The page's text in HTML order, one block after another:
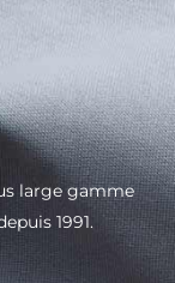
large gamme
1991.